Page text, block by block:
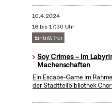
10.4.2024
16 bis 17:30 Uhr
Eintritt frei
Soy Crimes – Im
Machenschaften
Ein Escape-Game im
der Stadtteilbibliothek